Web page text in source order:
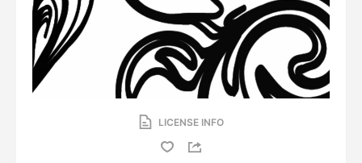
LICENSE INFO